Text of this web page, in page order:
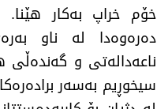
خۆم خراپ بەکار
دەرەوەدا لە ناو
ناعەدالەتی و گەندەڵی
سیخوڕیم بەسەر